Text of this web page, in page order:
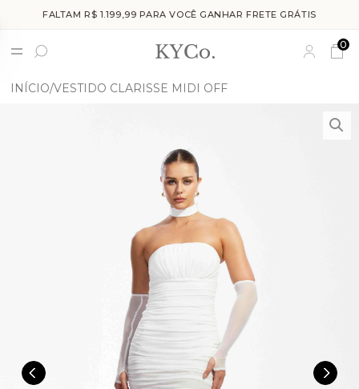
FALTAM R$ 1.199,99 PARA VOCÊ GANHAR FRETE GRÁTIS
0
INÍCIO VESTIDO CLARISSE MIDI OFF